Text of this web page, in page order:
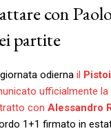
con
partite
odierna il
ufficialmente la
con Alessandro
1+1 firmato in